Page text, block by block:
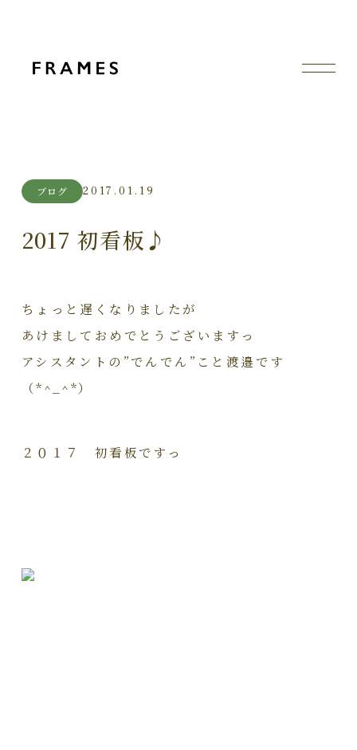
ブログ 2017.01.19
2017 初看板♪
ちょっと遅くなりましたが
あけましておめでとうございますっ
アシスタントの”でんでん”こと渡邉です
（*^_^*）
２０１７ 初看板ですっ